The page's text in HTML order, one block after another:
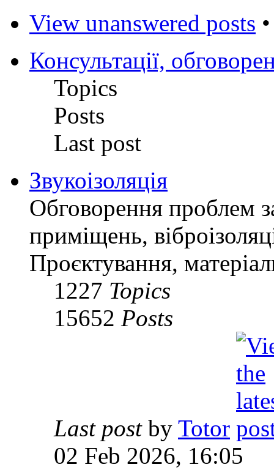
View unanswered posts
Консультації,
Topics
Posts
Last post
Звукоізоляція
Обговорення проблем
приміщень,
Проєктування,
1227 Topics
15652 Posts
Last postby Totor
02 Feb 2026, 16:05